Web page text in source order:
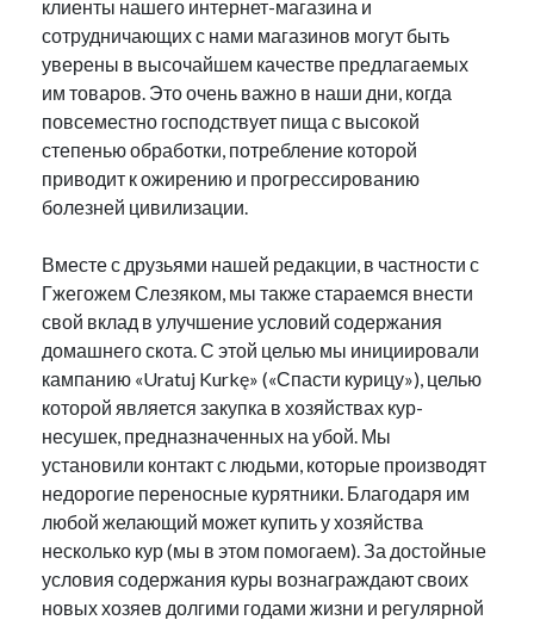
клиенты нашего интернет-магазина и
сотрудничающих с нами магазинов могут быть
уверены в высочайшем качестве предлагаемых
им товаров. Это очень важно в наши дни, когда
повсеместно господствует пища с высокой
степенью обработки, потребление которой
приводит к ожирению и прогрессированию
болезней цивилизации.
Вместе с друзьями нашей редакции, в частности с
Гжегожем Слезяком, мы также стараемся внести
свой вклад в улучшение условий содержания
домашнего скота. С этой целью мы инициировали
кампанию «Uratuj Kurkę» («Спасти курицу»), целью
которой является закупка в хозяйствах кур-
несушек, предназначенных на убой. Мы
установили контакт с людьми, которые производят
недорогие переносные курятники. Благодаря им
любой желающий может купить у хозяйства
несколько кур (мы в этом помогаем). За достойные
условия содержания куры вознаграждают своих
новых хозяев долгими годами жизни и регулярной